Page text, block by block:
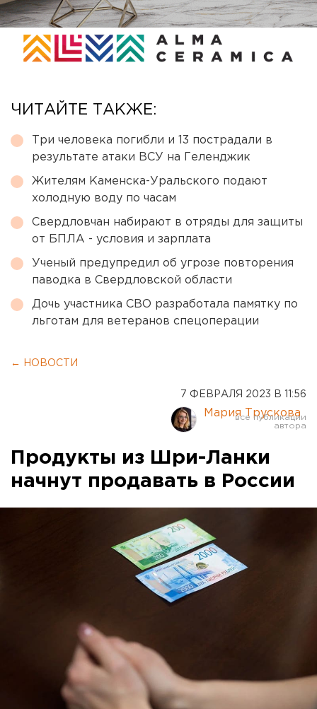
ЧИТАЙТЕ ТАКЖЕ:
Три человека погибли и 13 пострадали в
результате атаки ВСУ на Геленджик
Жителям Каменска-Уральского подают
холодную воду по часам
Свердловчан набирают в отряды для защиты
от БПЛА - условия и зарплата
Ученый предупредил об угрозе повторения
паводка в Свердловской области
Дочь участника СВО разработала памятку по
льготам для ветеранов спецоперации
← НОВОСТИ
7 ФЕВРАЛЯ 2023 В 11:56
Мария Трускова
Продукты из Шри-Ланки
начнут продавать в России